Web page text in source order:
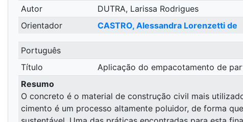
Autor
DUTRA, Larissa Rodrigues
Orientador
CASTRO, Alessandra Lorenzetti de
Português
Título
Aplicação do empacotamento de
Resumo
O concreto é o material de construção civil mais
cimento é um processo altamente poluidor, de forma